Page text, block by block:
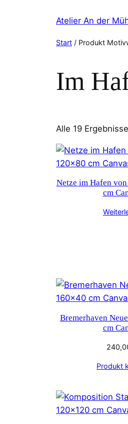
Atelier An der
Start / Produkt
Im
Alle 19
Netze im Hafen
cm
Bremerhaven
cm
Produkt